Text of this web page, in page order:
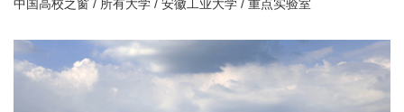
中国高校之窗 / 所有大学 / 安徽工业大学 / 重点实验室